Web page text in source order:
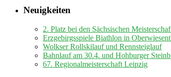
Neuigkeiten
2. Platz bei den Sächsischen
Erzgebirgsspiele Biathlon in
Wolkser Rollskilauf und Rennsteiglauf
Bahnlauf am 30.4. und Hohburger
67. Regionalmeisterschaft Leipzig